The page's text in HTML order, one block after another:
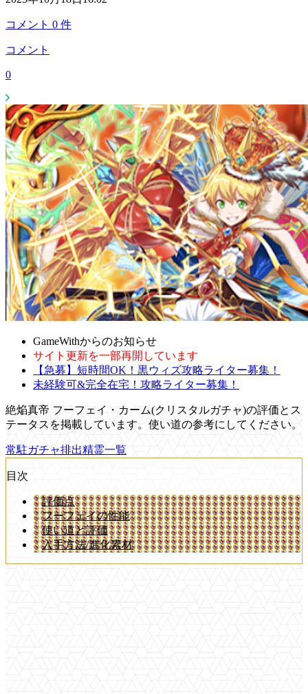
コメント 0 件
コメント
0
GameWithからのお知らせ
サイト更新を一部再開しています
【急募】短時間OK！黒ウィズ攻略ライター募集！
未経験可&完全在宅！攻略ライター募集！
絶焔真帝 フーフェイ・カーム(クリスタルガチャ)の評価とス
テータスを掲載しています。使い道の参考にしてください。
常駐ガチャ排出精霊一覧
目次
評価点
フーフェイの性能
使い道と評価
入手方法/進化素材